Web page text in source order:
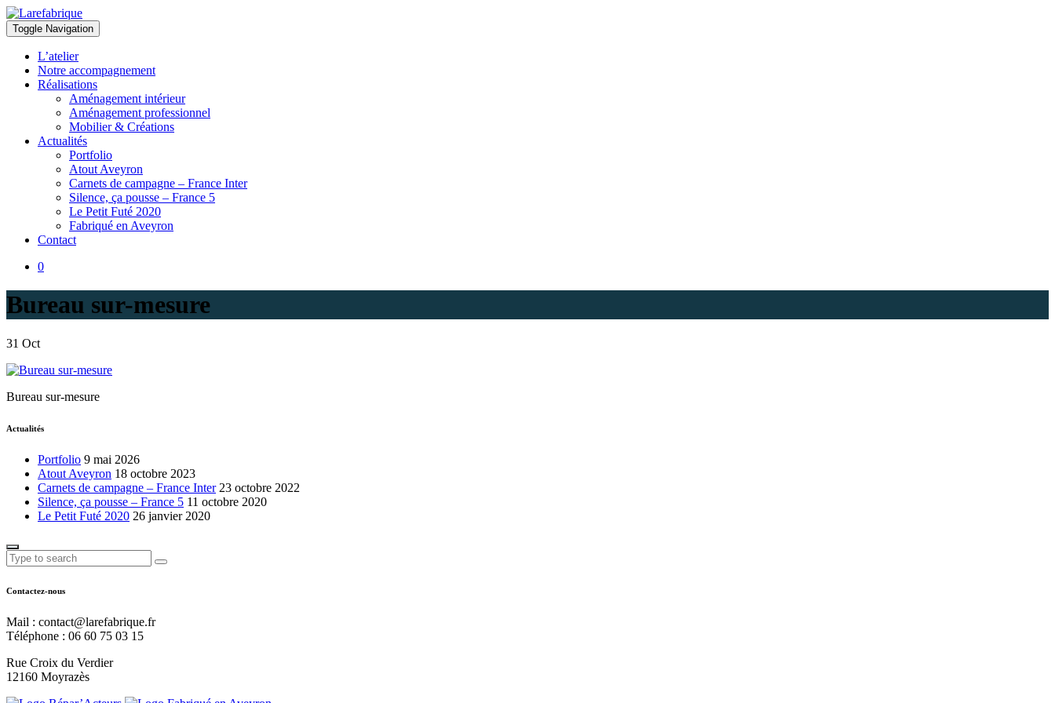
Larefabrique
Larefabrique – Aménagement intérieur design pour pro et particuliers
Toggle Navigation
L’atelier
Notre accompagnement
Réalisations
Aménagement intérieur
Aménagement professionnel
Mobilier & Créations
Actualités
Portfolio
Atout Aveyron
Carnets de campagne – France Inter
Silence, ça pousse – France 5
Le Petit Futé 2020
Fabriqué en Aveyron
Contact
0
Bureau sur-mesure
31 Oct
Bureau sur-mesure
Actualités
Portfolio 9 mai 2026
Atout Aveyron 18 octobre 2023
Carnets de campagne – France Inter 23 octobre 2022
Silence, ça pousse – France 5 11 octobre 2020
Le Petit Futé 2020 26 janvier 2020
Contactez-nous
Mail : contact@larefabrique.fr
Téléphone : 06 60 75 03 15
Rue Croix du Verdier
12160 Moyrazès